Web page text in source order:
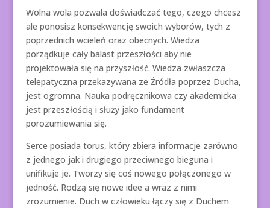
Wolna wola pozwala doświadczać tego, czego chcesz
ale ponosisz konsekwencję swoich wyborów, tych z
poprzednich wcieleń oraz obecnych. Wiedza
porządkuje cały balast przeszłości aby nie
projektowała się na przyszłość. Wiedza zwłaszcza
telepatyczna przekazywana ze Źródła poprzez Ducha,
jest ogromna. Nauka podręcznikowa czy akademicka
jest przeszłością i służy jako fundament
porozumiewania się.
Serce posiada torus, który zbiera informacje zarówno
z jednego jak i drugiego przeciwnego bieguna i
unifikuje je. Tworzy się coś nowego połączonego w
jedność. Rodzą się nowe idee a wraz z nimi
zrozumienie. Duch w człowieku łączy się z Duchem